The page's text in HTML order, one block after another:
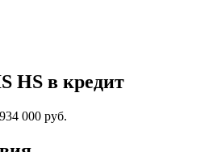
HS в кредит
934 000 руб.